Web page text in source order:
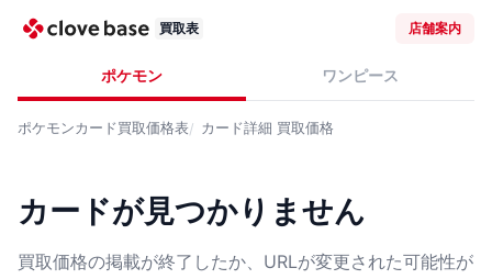
買取表 店舗案内
ポケモン ワンピース
ポケモンカード買取価格表 カード詳細 買取価格
カードが見つかりません
買取価格の掲載が終了したか、URLが変更された可能性が